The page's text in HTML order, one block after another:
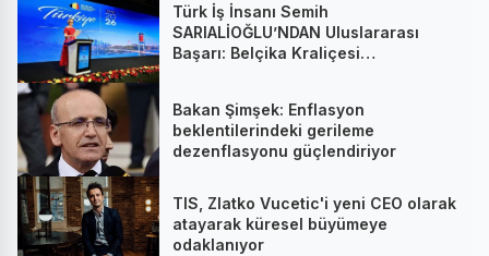
Türk İş İnsanı Semih
SARIALİOĞLU’NDAN Uluslararası
Başarı: Belçika Kraliçesi
Bakan Şimşek: Enflasyon
beklentilerindeki gerileme
dezenflasyonu güçlendiriyor
TIS, Zlatko Vucetic'i yeni CEO olarak
atayarak küresel büyümeye
odaklanıyor